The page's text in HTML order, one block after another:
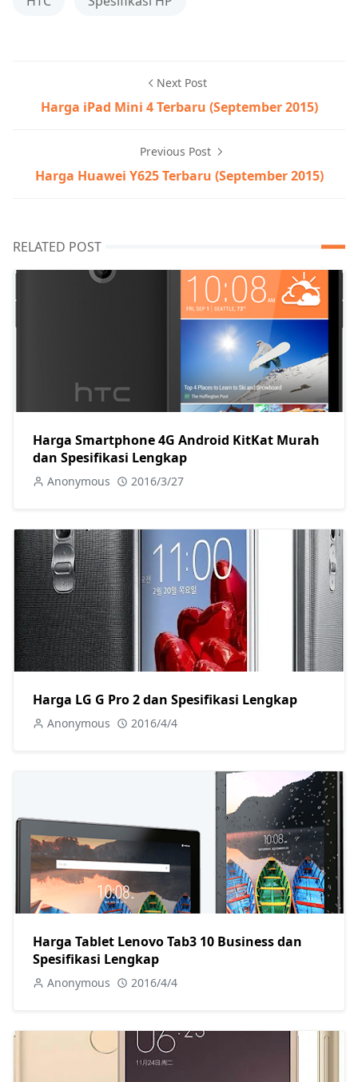
Next Post
Harga iPad Mini 4 Terbaru (September 2015)
Previous Post
Harga Huawei Y625 Terbaru (September 2015)
RELATED POST
Harga Smartphone 4G Android KitKat Murah
dan Spesifikasi Lengkap
Anonymous 2016/3/27
Harga LG G Pro 2 dan Spesifikasi Lengkap
Anonymous 2016/4/4
Harga Tablet Lenovo Tab3 10 Business dan
Spesifikasi Lengkap
Anonymous 2016/4/4